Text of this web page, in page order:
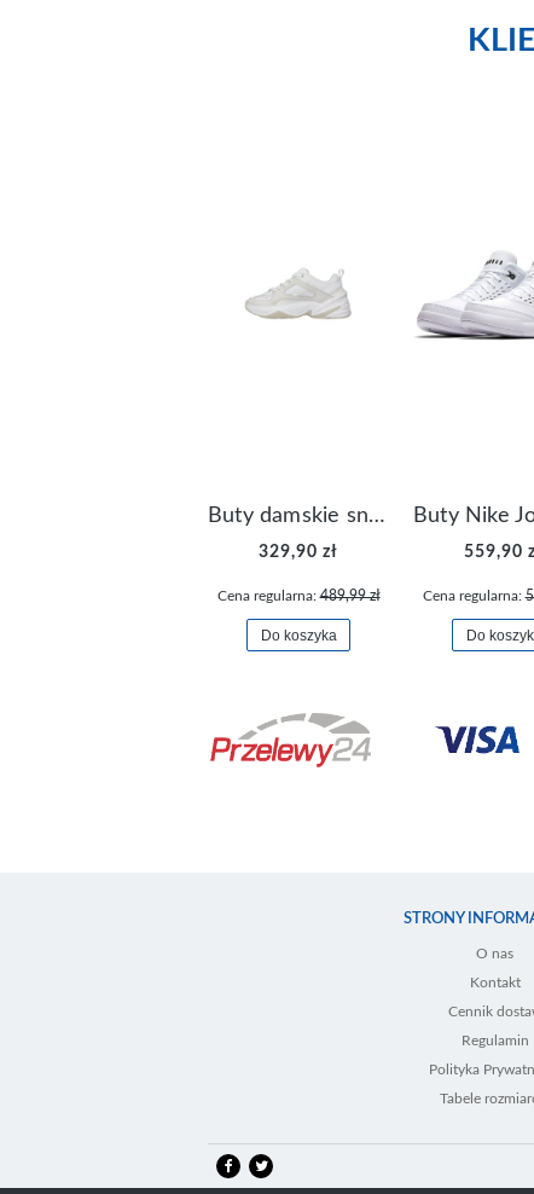
Buty damskie sneakersy Nike M2K Tekno AO3108-006
329,90 zł
Cena regularna:489,99 zł
Do koszyka
559,90
Cena regularna:
Do
STRONY
O nas
Kontakt
Cennik
Regulamin
Polityka
Tabele